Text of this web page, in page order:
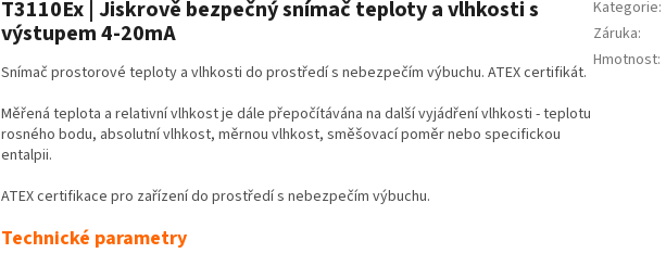
T3110Ex | Jiskrově bezpečný snímač teploty a vlhkosti s
výstupem 4-20mA
Snímač prostorové teploty a vlhkosti do prostředí s nebezpečím výbuchu. ATEX certifikát.
Měřená teplota a relativní vlhkost je dále přepočítávána na další vyjádření vlhkosti - teplotu
rosného bodu, absolutní vlhkost, měrnou vlhkost, směšovací poměr nebo specifickou
entalpii.
ATEX certifikace pro zařízení do prostředí s nebezpečím výbuchu.
Technické parametry
Kategorie:
Záruka:
Hmotnost: